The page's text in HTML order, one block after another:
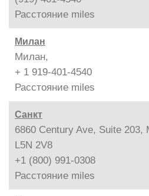
Расстояние miles
Милан
Милан,
+ 1 919-401-4540
Расстояние miles
Санкт
6860 Century Ave, Suite 203,
L5N 2V8
+1 (800) 991-0308
Расстояние miles